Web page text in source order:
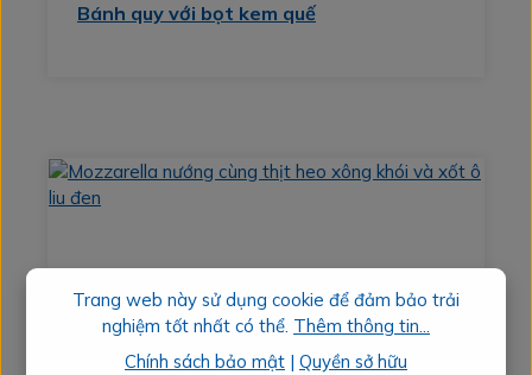
Bánh quy với bọt kem quế
Trang web này sử dụng cookie để đảm bảo trải
nghiệm tốt nhất có thể. Thêm thông tin...
Chính sách bảo mật | Quyền sở hữu